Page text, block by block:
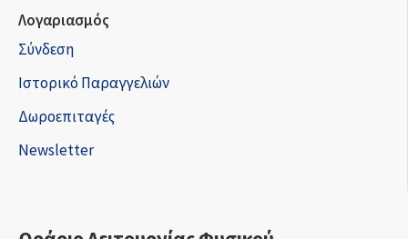
Λογαριασμός
Σύνδεση
Ιστορικό Παραγγελιών
Δωροεπιταγές
Newsletter